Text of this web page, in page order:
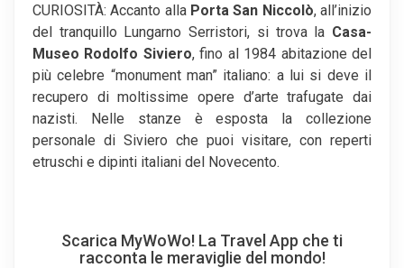
CURIOSITÀ: Accanto alla Porta San Niccolò, all’inizio
del tranquillo Lungarno Serristori, si trova la Casa-
Museo Rodolfo Siviero, fino al 1984 abitazione del
più celebre “monument man” italiano: a lui si deve il
recupero di moltissime opere d’arte trafugate dai
nazisti. Nelle stanze è esposta la collezione
personale di Siviero che puoi visitare, con reperti
etruschi e dipinti italiani del Novecento.
Scarica MyWoWo! La Travel App che ti
racconta le meraviglie del mondo!